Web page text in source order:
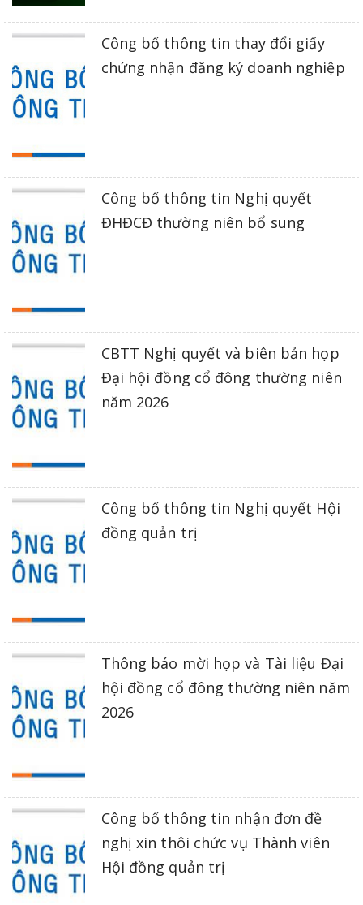
Công bố thông tin thay đổi giấy
chứng nhận đăng ký doanh nghiệp
Công bố thông tin Nghị quyết
ĐHĐCĐ thường niên bổ sung
CBTT Nghị quyết và biên bản họp
Đại hội đồng cổ đông thường niên
năm 2026
Công bố thông tin Nghị quyết Hội
đồng quản trị
Thông báo mời họp và Tài liệu Đại
hội đồng cổ đông thường niên năm
2026
Công bố thông tin nhận đơn đề
nghị xin thôi chức vụ Thành viên
Hội đồng quản trị